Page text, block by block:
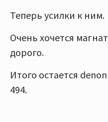
Теперь усилки к ним.
Очень хочется
дорого.
Итого остается
494.